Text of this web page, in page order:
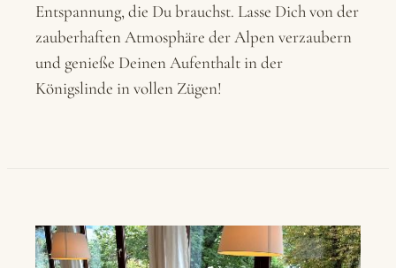
Entspannung, die Du brauchst. Lasse Dich von der
zauberhaften Atmosphäre der Alpen verzaubern
und genieße Deinen Aufenthalt in der
Königslinde in vollen Zügen!